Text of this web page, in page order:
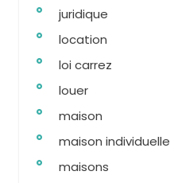
juridique
location
loi carrez
louer
maison
maison individuelle
maisons